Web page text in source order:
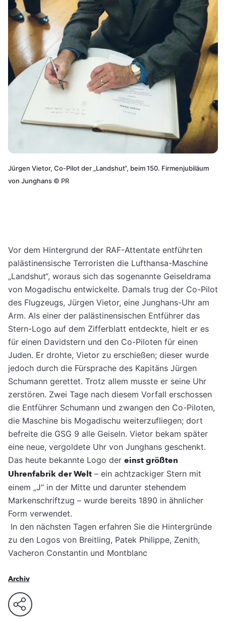
Jürgen Vietor, Co-Pilot der „Landshut“, beim 150. Firmenjubiläum
von Junghans © PR
Vor dem Hintergrund der RAF-Attentate entführten
palästinensische Terroristen die Lufthansa-Maschine
„Landshut“, woraus sich das sogenannte Geiseldrama
von Mogadischu entwickelte. Damals trug der Co-Pilot
des Flugzeugs, Jürgen Vietor, eine Junghans-Uhr am
Arm. Als einer der palästinensischen Entführer das
Stern-Logo auf dem Zifferblatt entdeckte, hielt er es
für einen Davidstern und den Co-Piloten für einen
Juden. Er drohte, Vietor zu erschießen; dieser wurde
jedoch durch die Fürsprache des Kapitäns Jürgen
Schumann gerettet. Trotz allem musste er seine Uhr
zerstören. Zwei Tage nach diesem Vorfall erschossen
die Entführer Schumann und zwangen den Co-Piloten,
die Maschine bis Mogadischu weiterzufliegen; dort
befreite die GSG 9 alle Geiseln. Vietor bekam später
eine neue, vergoldete Uhr von Junghans geschenkt.
Das heute bekannte Logo der einst größten
Uhrenfabrik der Welt – ein achtzackiger Stern mit
einem „J“ in der Mitte und darunter stehendem
Markenschriftzug – wurde bereits 1890 in ähnlicher
Form verwendet.
In den nächsten Tagen erfahren Sie die Hintergründe
zu den Logos von Breitling, Patek Philippe, Zenith,
Vacheron Constantin und Montblanc
Archiv